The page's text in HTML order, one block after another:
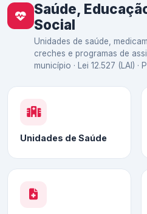
Saúde,
Social
Unidades de saúde,
creches e programas de
município · Lei 12.527 (LAI) ·
Unidades de Saúde